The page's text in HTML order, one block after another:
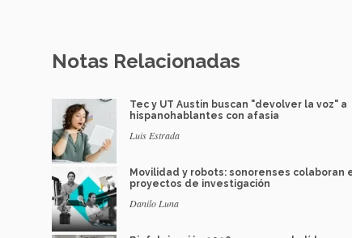
Notas Relacionadas
Tec y UT Austin buscan "devolver la voz" a
hispanohablantes con afasia
Luis Estrada
Movilidad y robots: sonorenses colaboran
proyectos de investigación
Danilo Luna